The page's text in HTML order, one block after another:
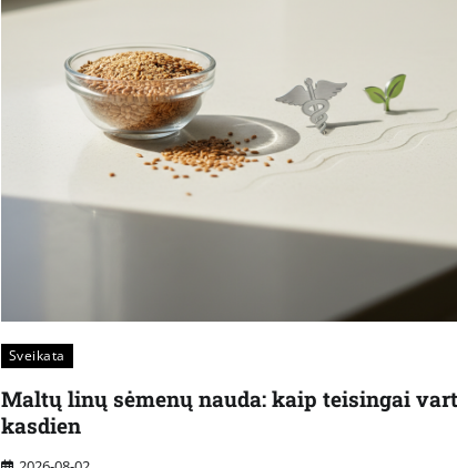
Sveikata
Maltų linų sėmenų nauda: kaip teisingai
kasdien